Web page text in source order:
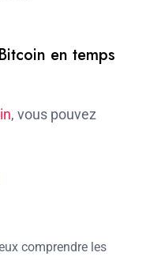
en temps
, vous pouvez
comprendre les